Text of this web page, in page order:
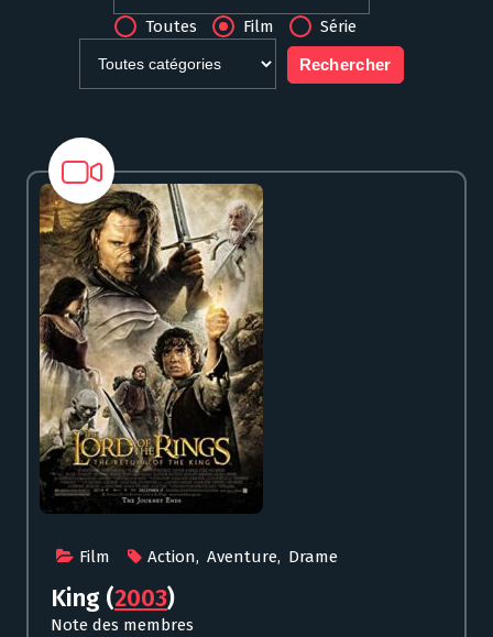
Toutes Film Série
Film Action, Aventure, Drame
King (2003)
Note des membres